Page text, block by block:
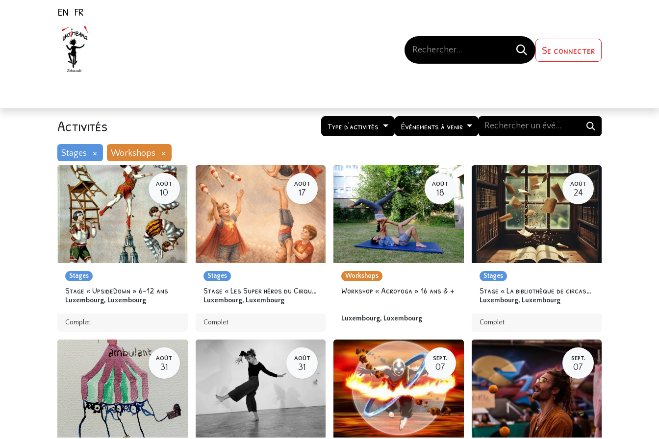
EN FR
Se connecter
Activités Type d'activités Événements à venir
Stages × Workshops ×
AOÛT
10
Stages
Stage « UpsideDown » 6-12 ans
Luxembourg, Luxembourg
Complet
AOÛT
17
Stages
Stage « Les Super héros du Cirque » 6-12 ans
Luxembourg, Luxembourg
Complet
AOÛT
18
Workshops
Workshop « Acroyoga » 16 ans & +
Luxembourg, Luxembourg
AOÛT
24
Stages
Stage « La bibliothèque de circassien.ne.s » 6-12 ans
Luxembourg, Luxembourg
Complet
AOÛT
31
AOÛT
31
SEPT.
07
SEPT.
07